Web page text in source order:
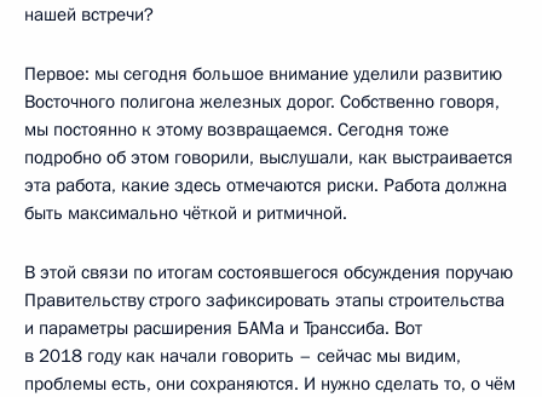
нашей встречи?
Первое: мы сегодня большое внимание уделили развитию
Восточного полигона железных дорог. Собственно говоря,
мы постоянно к этому возвращаемся. Сегодня тоже
подробно об этом говорили, выслушали, как выстраивается
эта работа, какие здесь отмечаются риски. Работа должна
быть максимально чёткой и ритмичной.
В этой связи по итогам состоявшегося обсуждения поручаю
Правительству строго зафиксировать этапы строительства
и параметры расширения БАМа и Транссиба. Вот
в 2018 году как начали говорить – сейчас мы видим,
проблемы есть, они сохраняются. И нужно сделать то, о чём